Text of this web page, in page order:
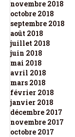
novembre 2018
octobre 2018
septembre 2018
août 2018
juillet 2018
juin 2018
mai 2018
avril 2018
mars 2018
février 2018
janvier 2018
décembre 2017
novembre 2017
octobre 2017